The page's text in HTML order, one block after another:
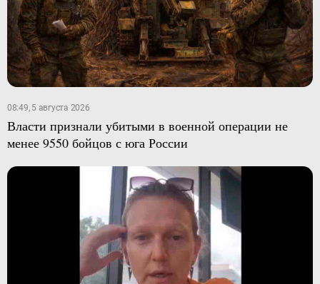
08:49, 5 августа 2026
Власти признали убитыми в военной операции не
менее 9550 бойцов с юга России